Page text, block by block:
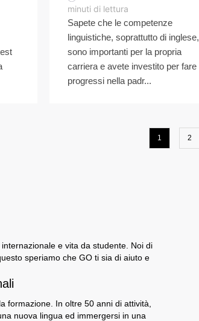
minuti di lettura
Sapete che le competenze
linguistiche, soprattutto di inglese,
sono importanti per la propria
carriera e avete investito per fare
progressi nella padr...
1 2
e vita da studente. Noi di
speriamo che GO ti sia di aiuto e
formazione. In oltre 50 anni di attività,
nuova lingua ed immergersi in una